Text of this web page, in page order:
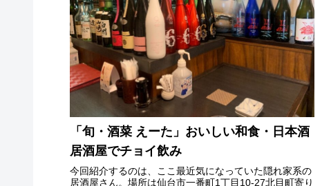
「旬・酒菜 えーた」おいしい和食・日本酒
居酒屋でチョイ飲み
今回紹介するのは、ここ最近気になっていた隠れ家系の
居酒屋さん。場所は仙台市一番町1丁目10-27北目町寄り